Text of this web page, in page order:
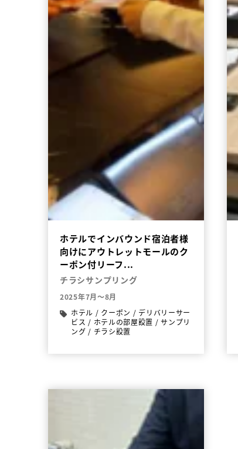
ホテルでインバウンド宿泊者様
向けにアウトレットモールのク
ーポン付リーフ...
チラシサンプリング
2025年7月～8月
ホテル / クーポン / デリバリーサー
ビス / ホテルの部屋設置 /サンプリ
ング / チラシ設置